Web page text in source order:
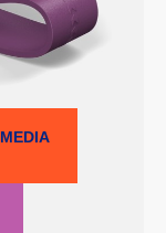
MEDIA